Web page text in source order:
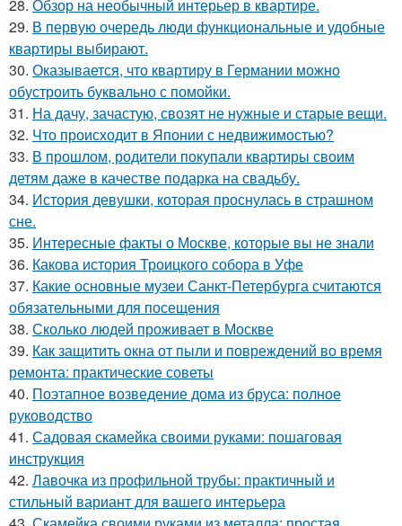
28. Обзор на необычный интерьер в квартире.
29. В первую очередь люди функциональные и удобные
квартиры выбирают.
30. Оказывается, что квартиру в Германии можно
обустроить буквально с помойки.
31. На дачу, зачастую, свозят не нужные и старые вещи.
32. Что происходит в Японии с недвижимостью?
33. В прошлом, родители покупали квартиры своим
детям даже в качестве подарка на свадьбу.
34. История девушки, которая проснулась в страшном
сне.
35. Интересные факты о Москве, которые вы не знали
36. Какова история Троицкого собора в Уфе
37. Какие основные музеи Санкт-Петербурга считаются
обязательными для посещения
38. Сколько людей проживает в Москве
39. Как защитить окна от пыли и повреждений во время
ремонта: практические советы
40. Поэтапное возведение дома из бруса: полное
руководство
41. Садовая скамейка своими руками: пошаговая
инструкция
42. Лавочка из профильной трубы: практичный и
стильный вариант для вашего интерьера